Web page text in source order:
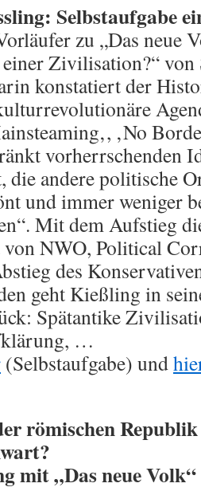
Selbstaufgabe
zu „Das neue
einer Zivilisation?“
konstatiert der
‚No
vorherrschenden
die andere politische
und immer weniger
Mit dem Aufstieg
NWO, Political
des
geht Kießling in
Spätantike
…
(Selbstaufgabe) und
römischen
mit „Das neue